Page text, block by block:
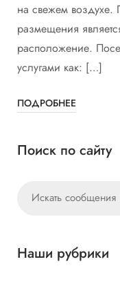
на свежем воздухе.
размещения
расположение.
услугами как: […]
ПОДРОБНЕЕ
Поиск по сайту
Наши рубрики